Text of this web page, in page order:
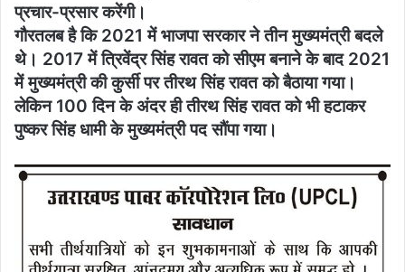
प्रचार-प्रसार करेंगी।
गौरतलब है कि 2021 में भाजपा सरकार ने तीन मुख्यमंत्री बदले
थे। 2017 में त्रिवेंद्र सिंह रावत को सीएम बनाने के बाद 2021
में मुख्यमंत्री की कुर्सी पर तीरथ सिंह रावत को बैठाया गया।
लेकिन 100 दिन के अंदर ही तीरथ सिंह रावत को भी हटाकर
पुष्कर सिंह धामी के मुख्यमंत्री पद सौंपा गया।